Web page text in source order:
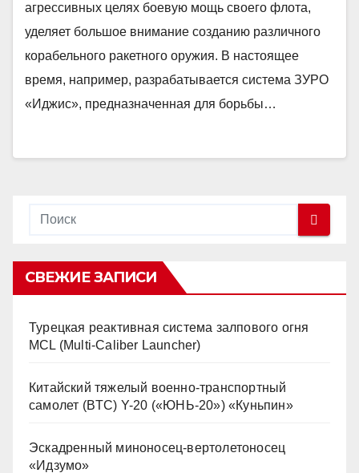
агрессивных целях боевую мощь своего флота,
уделяет большое внимание созданию различного
корабельного ракетного оружия. В настоящее
время, например, разрабатывается система ЗУРО
«Иджис», предназначенная для борьбы…
СВЕЖИЕ ЗАПИСИ
Турецкая реактивная система залпового огня
MCL (Multi-Caliber Launcher)
Китайский тяжелый военно-транспортный
самолет (BTC) Y-20 («ЮНЬ-20») «Куньпин»
Эскадренный миноносец-вертолетоносец
«Идзумо»